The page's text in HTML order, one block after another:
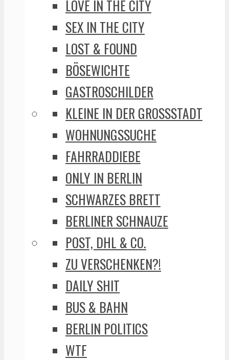
LOVE IN THE CITY
SEX IN THE CITY
LOST & FOUND
BÖSEWICHTE
GASTROSCHILDER
KLEINE IN DER GROSSSTADT
WOHNUNGSSUCHE
FAHRRADDIEBE
ONLY IN BERLIN
SCHWARZES BRETT
BERLINER SCHNAUZE
POST, DHL & CO.
ZU VERSCHENKEN?!
DAILY SHIT
BUS & BAHN
BERLIN POLITICS
WTF